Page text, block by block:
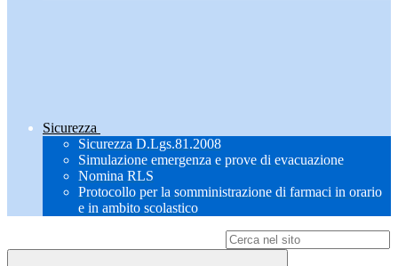
Sicurezza
Sicurezza D.Lgs.81.2008
Simulazione emergenza e prove di evacuazione
Nomina RLS
Protocollo per la somministrazione di farmaci in orario
e in ambito scolastico